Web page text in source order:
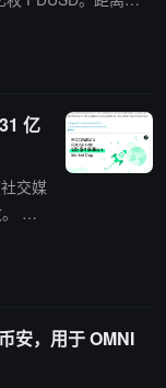
亿
交媒
Bina
安，用于 OMNI